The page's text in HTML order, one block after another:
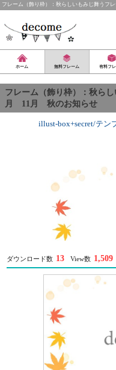
フレーム（飾り枠）：秋らしいもみじ舞う
ホーム 無料フレーム 有料フ
フレーム（飾り枠）：秋ら
月 11月 秋のお知らせ
illust-box+secret/テン
ダウンロード数 13 View数 1,509